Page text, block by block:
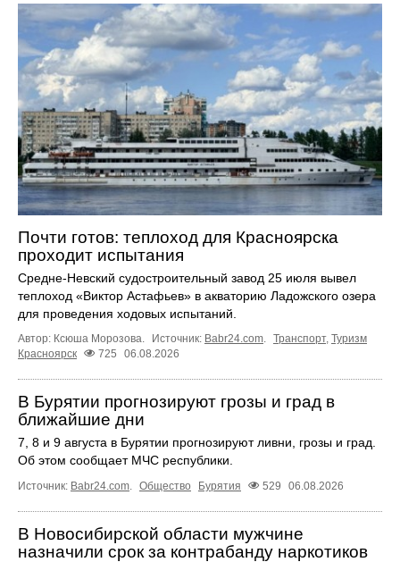
Почти готов: теплоход для Красноярска
проходит испытания
Средне-Невский судостроительный завод 25 июля вывел
теплоход «Виктор Астафьев» в акваторию Ладожского озера
для проведения ходовых испытаний.
Автор: Ксюша Морозова. Источник: Babr24.com Транспорт, Туризм
Красноярск
725 06.08.2026
В Бурятии прогнозируют грозы и град в
ближайшие дни
7, 8 и 9 августа в Бурятии прогнозируют ливни, грозы и град.
Об этом сообщает МЧС республики.
Источник: Babr24.com. Общество Бурятия 529 06.08.2026
В Новосибирской области мужчине
назначили срок за контрабанду наркотиков